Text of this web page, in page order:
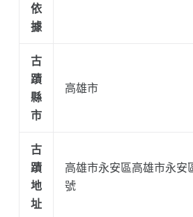
依
據
古
蹟
縣
市
高雄市
古
蹟
地
址
高雄市永安區高雄市永安
號